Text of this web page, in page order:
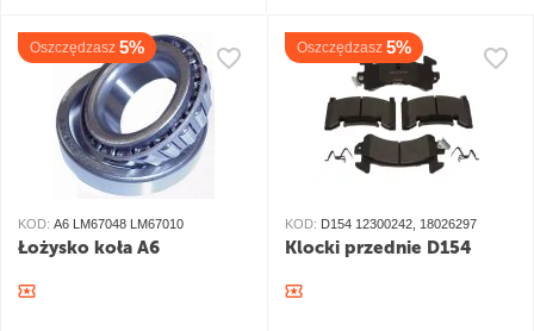
Oszczędzasz 5%
KOD: A6 LM67048 LM67010
Łożysko koła A6
Oszczędzasz 5%
KOD: D154 12300242, 18026297
Klocki przednie D154